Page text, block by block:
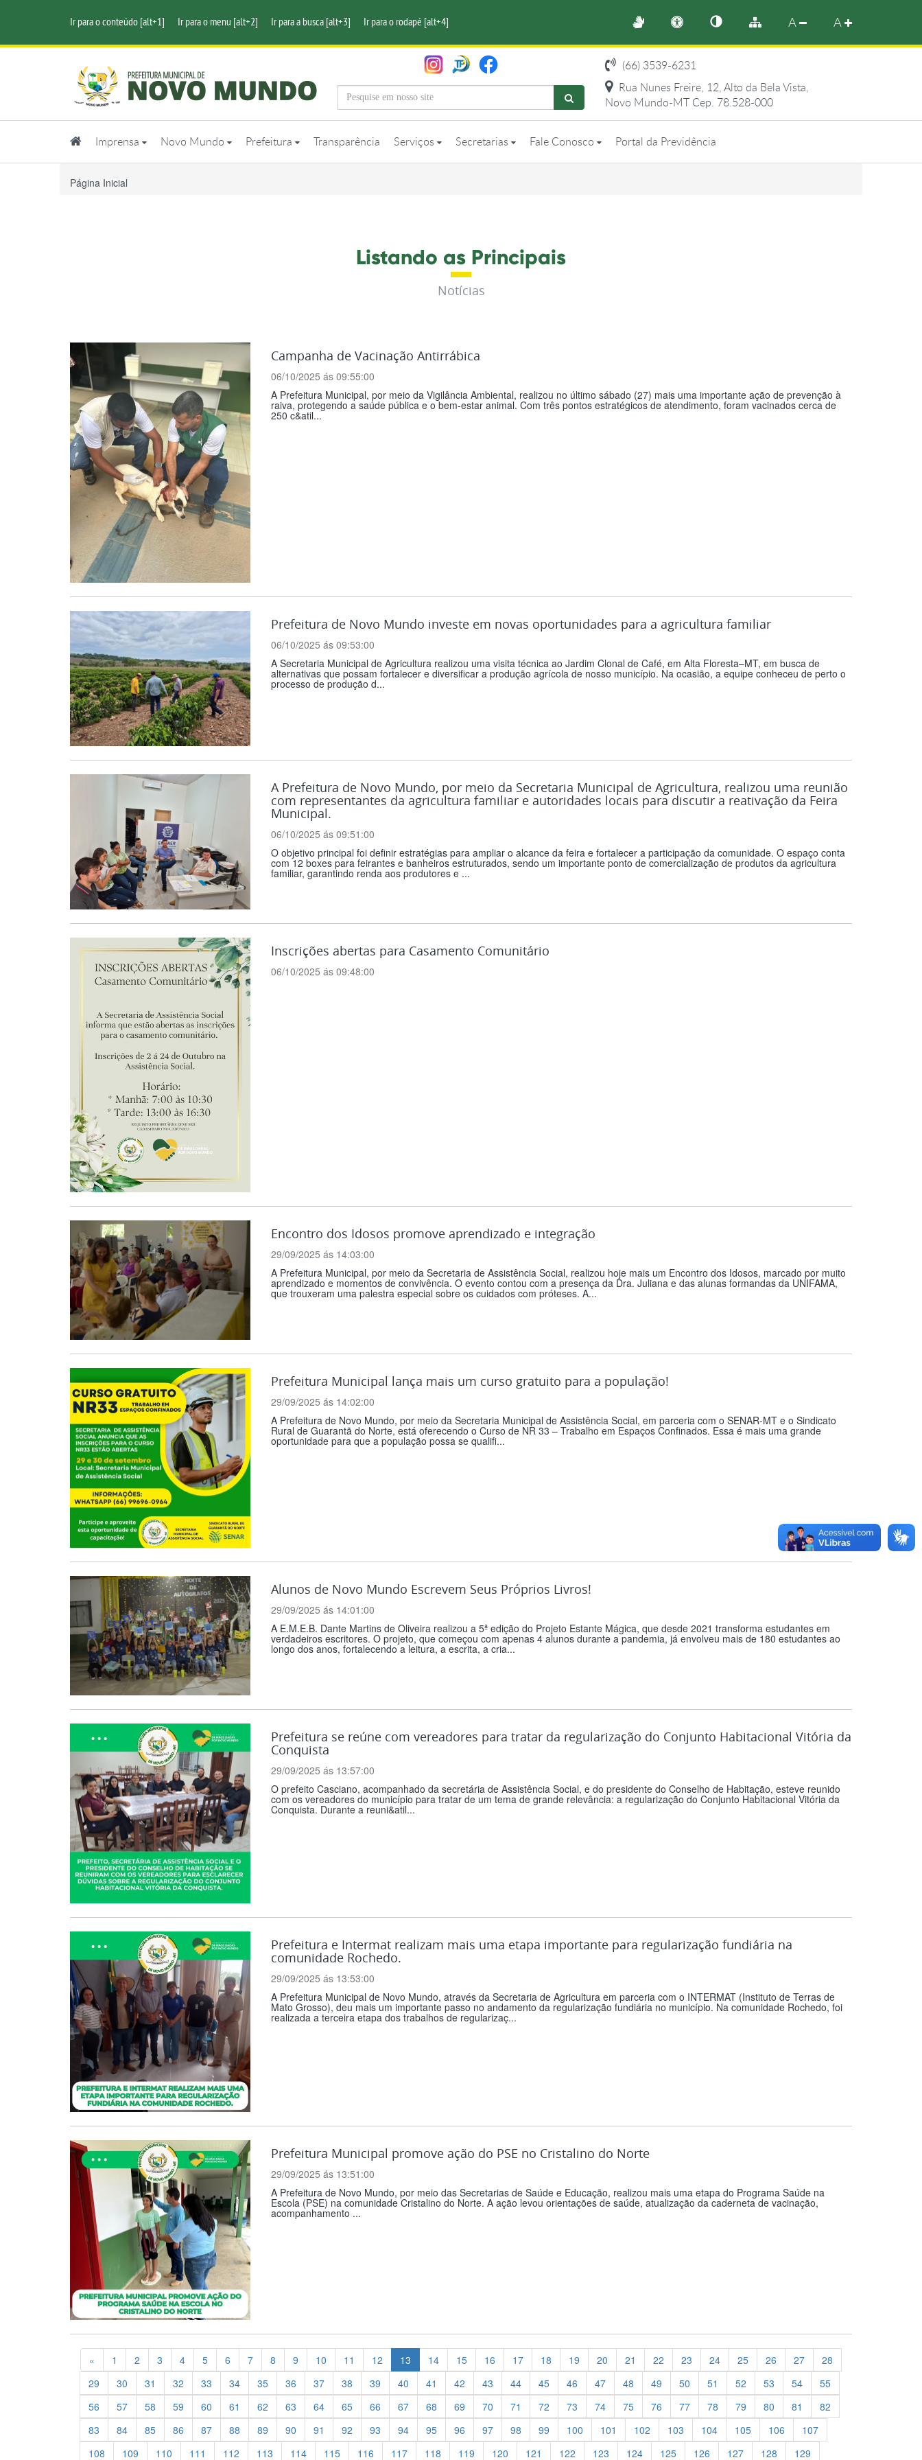
Ir para o conteúdo [alt+1] Ir para o menu [alt+2] Ir para a busca [alt+3] Ir para o rodapé [alt+4] A A
(66) 3539-6231
Rua Nunes Freire, 12, Alto da Bela Vista,
Novo Mundo-MT Cep. 78.528-000
Imprensa Novo Mundo Prefeitura Transparência Serviços Secretarias Fale Conosco Portal da Previdência
Página Inicial
Listando as Principais
Notícias
Campanha de Vacinação Antirrábica
06/10/2025 ás 09:55:00
A Prefeitura Municipal, por meio da Vigilância Ambiental, realizou no último sábado (27) mais uma importante ação de prevenção à
raiva, protegendo a saúde pública e o bem-estar animal. Com três pontos estratégicos de atendimento, foram vacinados cerca de
250 c&atil...
Prefeitura de Novo Mundo investe em novas oportunidades para a agricultura familiar
06/10/2025 ás 09:53:00
A Secretaria Municipal de Agricultura realizou uma visita técnica ao Jardim Clonal de Café, em Alta Floresta–MT, em busca de
alternativas que possam fortalecer e diversificar a produção agrícola de nosso município. Na ocasião, a equipe conheceu de perto o
processo de produção d...
A Prefeitura de Novo Mundo, por meio da Secretaria Municipal de Agricultura, realizou uma reunião
com representantes da agricultura familiar e autoridades locais para discutir a reativação da Feira
Municipal.
06/10/2025 ás 09:51:00
O objetivo principal foi definir estratégias para ampliar o alcance da feira e fortalecer a participação da comunidade. O espaço conta
com 12 boxes para feirantes e banheiros estruturados, sendo um importante ponto de comercialização de produtos da agricultura
familiar, garantindo renda aos produtores e ...
Inscrições abertas para Casamento Comunitário
06/10/2025 ás 09:48:00
Encontro dos Idosos promove aprendizado e integração
29/09/2025 ás 14:03:00
A Prefeitura Municipal, por meio da Secretaria de Assistência Social, realizou hoje mais um Encontro dos Idosos, marcado por muito
aprendizado e momentos de convivência. O evento contou com a presença da Dra. Juliana e das alunas formandas da UNIFAMA,
que trouxeram uma palestra especial sobre os cuidados com próteses. A...
Prefeitura Municipal lança mais um curso gratuito para a população!
29/09/2025 ás 14:02:00
A Prefeitura de Novo Mundo, por meio da Secretaria Municipal de Assistência Social, em parceria com o SENAR-MT e o Sindicato
Rural de Guarantã do Norte, está oferecendo o Curso de NR 33 – Trabalho em Espaços Confinados. Essa é mais uma grande
oportunidade para que a população possa se qualifi...
Alunos de Novo Mundo Escrevem Seus Próprios Livros!
29/09/2025 ás 14:01:00
A E.M.E.B. Dante Martins de Oliveira realizou a 5ª edição do Projeto Estante Mágica, que desde 2021 transforma estudantes em
verdadeiros escritores. O projeto, que começou com apenas 4 alunos durante a pandemia, já envolveu mais de 180 estudantes ao
longo dos anos, fortalecendo a leitura, a escrita, a cria...
Prefeitura se reúne com vereadores para tratar da regularização do Conjunto Habitacional Vitória da
Conquista
29/09/2025 ás 13:57:00
O prefeito Casciano, acompanhado da secretária de Assistência Social, e do presidente do Conselho de Habitação, esteve reunido
com os vereadores do município para tratar de um tema de grande relevância: a regularização do Conjunto Habitacional Vitória da
Conquista. Durante a reuni&atil...
Prefeitura e Intermat realizam mais uma etapa importante para regularização fundiária na
comunidade Rochedo.
29/09/2025 ás 13:53:00
A Prefeitura Municipal de Novo Mundo, através da Secretaria de Agricultura em parceria com o INTERMAT (Instituto de Terras de
Mato Grosso), deu mais um importante passo no andamento da regularização fundiária no município. Na comunidade Rochedo, foi
realizada a terceira etapa dos trabalhos de regularizaç...
Prefeitura Municipal promove ação do PSE no Cristalino do Norte
29/09/2025 ás 13:51:00
A Prefeitura de Novo Mundo, por meio das Secretarias de Saúde e Educação, realizou mais uma etapa do Programa Saúde na
Escola (PSE) na comunidade Cristalino do Norte. A ação levou orientações de saúde, atualização da caderneta de vacinação,
acompanhamento ...
« Previous
1 2 3 4 5 6 7 8 9 10 11 12 13 14 15 16 17 18 19 20 21 22 23 24 25 26 27
28
29
30 31 32 33 34 35 36 37 38 39 40 41 42 43 44 45 46 47 48 49 50 51 52 53 54
55
56
57 58 59 60 61 62 63 64 65 66 67 68 69 70 71 72 73 74 75 76 77 78 79 80 81
82
83
84 85 86 87 88 89 90 91 92 93 94 95 96 97 98 99 100 101 102 103 104 105 106
107
108
109 110 111 112 113 114 115 116 117 118 119 120 121 122 123 124 125 126 127 128 129